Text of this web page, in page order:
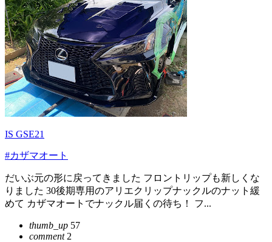
IS GSE21
#カザマオート
だいぶ元の形に戻ってきました フロントリップも新しくな
りました 30後期専用のアリエクリップナックルのナット緩
めて カザマオートでナックル届くの待ち！ フ...
thumb_up 57
comment2